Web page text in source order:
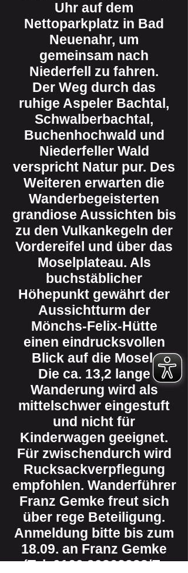
Uhr auf dem
Nettoparkplatz in Bad
Neuenahr, um
gemeinsam nach
Niederfell zu fahren.
Der Weg durch das
ruhige Aspeler Bachtal,
Schwalberbachtal,
Buchenhochwald und
Niederfeller Wald
verspricht Natur pur. Des
Weiteren erwarten die
Wanderbegeisterten
grandiose Aussichten bis
zu den Vulkankegeln der
Vordereifel und über das
Moselplateau. Als
buchstäblicher
Höhepunkt gewährt der
Aussichtturm der
Mönchs-Felix-Hütte
einen eindrucksvollen
Blick auf die Mosel.
Die ca. 13,2 lange
Wanderung wird als
mittelschwer eingestuft
und nicht für
Kinderwagen geeignet.
Für zwischendurch wird
Rucksackverpflegung
empfohlen. Wanderführer
Franz Gemke freut sich
über rege Beteiligung.
Anmeldung bitte bis zum
18.09. an Franz Gemke
(Tel.0160 90362223/E-